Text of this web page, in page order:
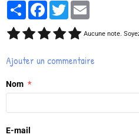
PartagerFacebook
Twitter
Aucune note.
Ajouter un commentaire
Nom
E-mail